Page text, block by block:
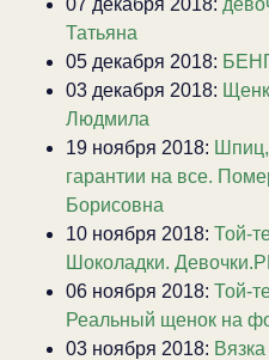
07 декабря 2018:
Татьяна
05 декабря 2018:
03 декабря 2018:
Людмила
19 ноября 2018: Шпиц,
гарантии на все.
Борисовна
10 ноября 2018: Той-
Шоколадки.
06 ноября 2018: Той-
Реальный щенок на
03 ноября 2018: